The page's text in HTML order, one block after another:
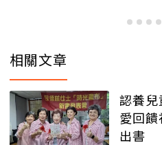
相關文章
認養
愛回
出書